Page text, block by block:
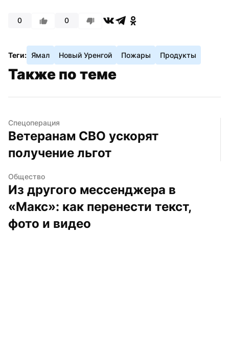
0 0
Теги: Ямал Новый Уренгой Пожары Продукты
Также по теме
Спецоперация
Ветеранам СВО ускорят
получение льгот
Общество
Из другого мессенджера в
«Макс»: как перенести текст,
фото и видео